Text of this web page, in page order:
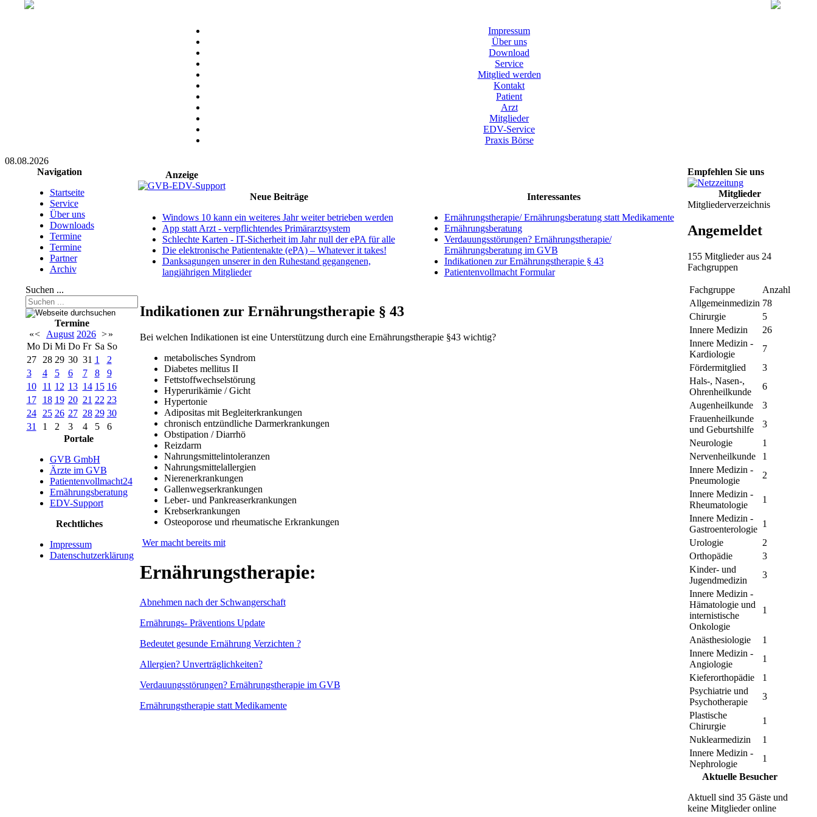
Impressum
Über uns
Download
Service
Mitglied werden
Kontakt
Patient
Arzt
Mitglieder
EDV-Service
Praxis Börse
08.08.2026
Navigation
Startseite
Service
Über uns
Downloads
Termine
Termine
Partner
Archiv
Suchen ...
Termine
«< August 2026 >»
Mo Di Mi Do Fr Sa So
27
28 29 30 31 1
2
3
4 5 6 7 8
9
10
11 12 13 14 15 16
17
18 19 20 21 22 23
24
25 26 27 28 29 30
31
1 2 3 4 5
6
Portale
GVB GmbH
Ärzte im GVB
Patientenvollmacht24
Ernährungsberatung
EDV-Support
Rechtliches
Impressum
Datenschutzerklärung
Anzeige
Neue Beiträge
Windows 10 kann ein weiteres Jahr weiter betrieben werden
App statt Arzt - verpflichtendes Primärarztsystem
Schlechte Karten - IT-Sicherheit im Jahr null der ePA für alle
Die elektronische Patientenakte (ePA) – Whatever it takes!
Danksagungen unserer in den Ruhestand gegangenen,
langjährigen Mitglieder
Interessantes
Ernährungstherapie/ Ernährungsberatung statt Medikamente
Ernährungsberatung
Verdauungsstörungen? Ernährungstherapie/
Ernährungsberatung im GVB
Indikationen zur Ernährungstherapie § 43
Patientenvollmacht Formular
Indikationen zur Ernährungstherapie § 43
Bei welchen Indikationen ist eine Unterstützung durch eine Ernährungstherapie §43 wichtig?
metabolisches Syndrom
Diabetes mellitus II
Fettstoffwechselstörung
Hyperurikämie / Gicht
Hypertonie
Adipositas mit Begleiterkrankungen
chronisch entzündliche Darmerkrankungen
Obstipation / Diarrhö
Reizdarm
Nahrungsmittelintoleranzen
Nahrungsmittelallergien
Nierenerkrankungen
Gallenwegserkrankungen
Leber- und Pankreaserkrankungen
Krebserkrankungen
Osteoporose und rheumatische Erkrankungen
Wer macht bereits mit
Ernährungstherapie:
Abnehmen nach der Schwangerschaft
Ernährungs- Präventions Update
Bedeutet gesunde Ernährung Verzichten ?
Allergien? Unverträglichkeiten?
Verdauungsstörungen? Ernährungstherapie im GVB
Ernährungstherapie statt Medikamente
Empfehlen Sie uns
Mitglieder
Mitgliederverzeichnis
Angemeldet
155 Mitglieder aus 24
Fachgruppen
Fachgruppe
Anzahl
Allgemeinmedizin 78
Chirurgie
5
Innere Medizin
26
Innere Medizin -
Kardiologie
7
Fördermitglied
3
Hals-, Nasen-,
Ohrenheilkunde
6
Augenheilkunde
3
Frauenheilkunde
und Geburtshilfe
3
Neurologie
1
Nervenheilkunde
1
Innere Medizin -
Pneumologie
2
Innere Medizin -
Rheumatologie
1
Innere Medizin -
Gastroenterologie
1
Urologie
2
Orthopädie
3
Kinder- und
Jugendmedizin
3
Innere Medizin -
Hämatologie und
internistische
Onkologie
1
Anästhesiologie
1
Innere Medizin -
Angiologie
1
Kieferorthopädie
1
Psychiatrie und
Psychotherapie
3
Plastische
Chirurgie
1
Nuklearmedizin
1
Innere Medizin -
Nephrologie
1
Aktuelle Besucher
Aktuell sind 35 Gäste und
keine Mitglieder online